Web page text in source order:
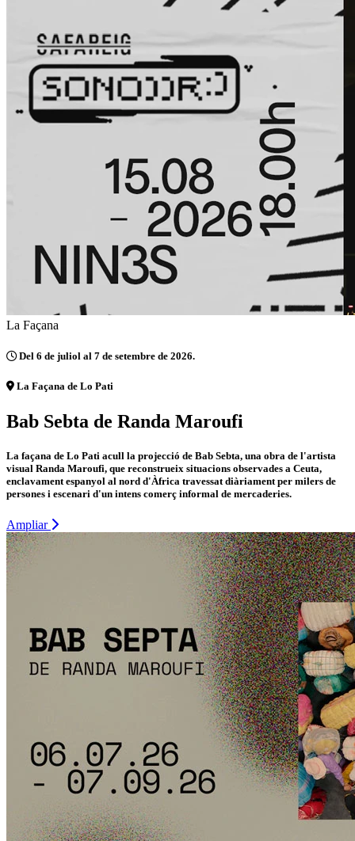
La Façana
Del 6 de juliol al 7 de setembre de 2026.
La Façana de Lo Pati
Bab Sebta de Randa Maroufi
La façana de Lo Pati acull la projecció de Bab Sebta, una obra de l'artista
visual Randa Maroufi, que reconstrueix situacions observades a Ceuta,
enclavament espanyol al nord d'Àfrica travessat diàriament per milers de
persones i escenari d'un intens comerç informal de mercaderies.
Ampliar